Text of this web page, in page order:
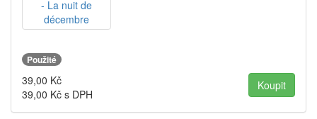
Použité
39,00 Kč
39,00 Kč s DPH